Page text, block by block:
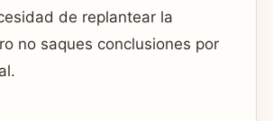
de replantear la
no saques conclusiones por